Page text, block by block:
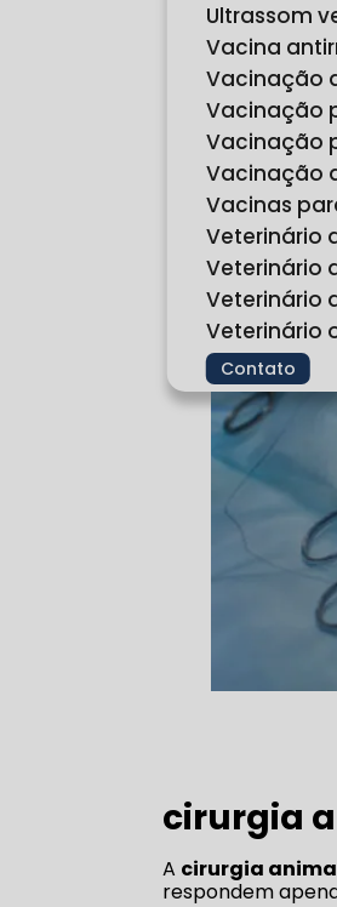
Ultrassom
Vacina
Vacinação
Vacinação
Vacinas
Contato
cirurgia
A cirurgia
respondem